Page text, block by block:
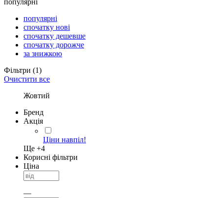
популярні
спочатку нові
спочатку дешевше
спочатку дорожче
за знижкою
Фільтри (1)
Очистити все
Жовтий
Бренд
Акція
Ціни навпіл!
Ще +4
Корисні фільтри
Ціна
—